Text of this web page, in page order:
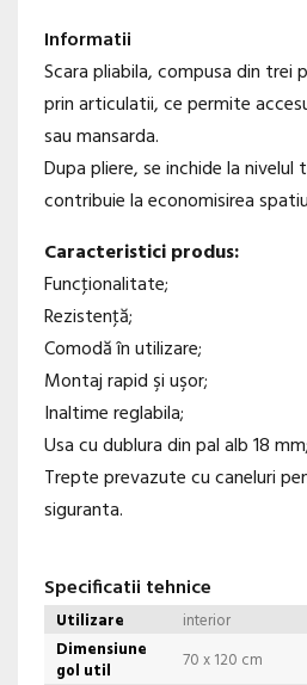
Informatii
Scara pliabila, compusa din trei
prin articulatii, ce permite
sau mansarda.
Dupa pliere, se inchide la nivelul
contribuie la economisirea
Caracteristici produs:
Funcţionalitate;
Rezistenţă;
Comodă în utilizare;
Montaj rapid şi uşor;
Inaltime reglabila;
Usa cu dublura din pal alb 18 mm;
Trepte prevazute cu caneluri
siguranta.
Specificatii tehnice
Utilizare
interior
Dimensiune
gol util
70 x 120 cm